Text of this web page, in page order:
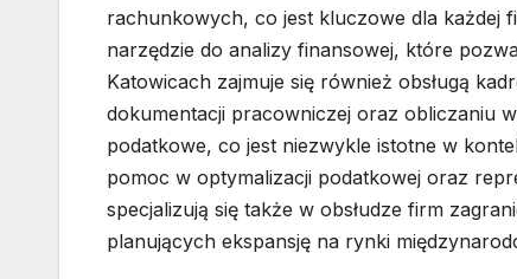
rachunkowych, co jest kluczowe dla każdej
narzędzie do analizy finansowej, które
Katowicach zajmuje się również obsługą
dokumentacji pracowniczej oraz obliczaniu
podatkowe, co jest niezwykle istotne w
pomoc w optymalizacji podatkowej oraz
specjalizują się także w obsłudze firm
planujących ekspansję na rynki